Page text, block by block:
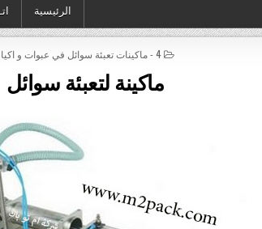
الرئيسية
POSTED IN
4 - ماكينات تعبئة سوائل في عبوات و اكياس
ماكينة لتعبئة سوائل